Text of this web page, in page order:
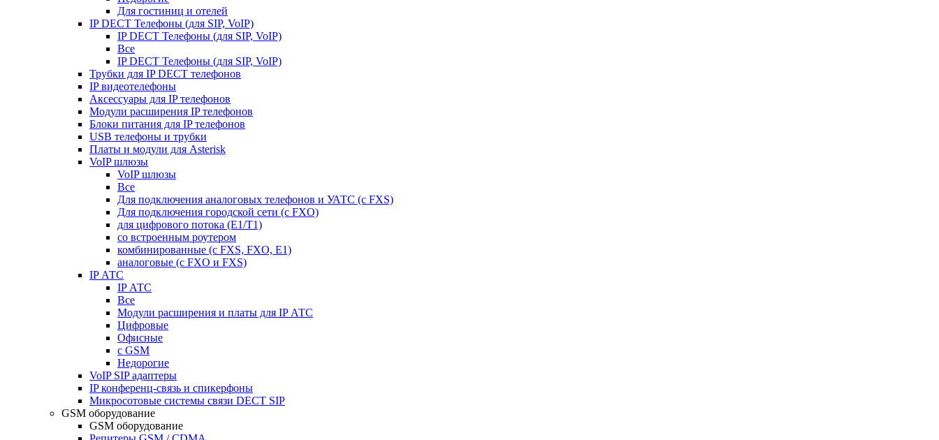
Для гостиниц и отелей
IP DECT Телефоны (для SIP, VoIP)
IP DECT Телефоны (для SIP, VoIP)
Все
IP DECT Телефоны (для SIP, VoIP)
Трубки для IP DECT телефонов
IP видеотелефоны
Аксессуары для IP телефонов
Модули расширения IP телефонов
Блоки питания для IP телефонов
USB телефоны и трубки
Платы и модули для Asterisk
VoIP шлюзы
VoIP шлюзы
Все
Для подключения аналоговых телефонов и УАТС (с FXS)
Для подключения городской сети (с FXO)
для цифрового потока (E1/T1)
со встроенным роутером
комбинированные (c FXS, FXO, E1)
аналоговые (с FXO и FXS)
IP АТС
IP АТС
Все
Модули расширения и платы для IP АТС
Цифровые
Офисные
с GSM
Недорогие
VoIP SIP адаптеры
IP конференц-связь и спикерфоны
Микросотовые системы связи DECT SIP
GSM оборудование
GSM оборудование